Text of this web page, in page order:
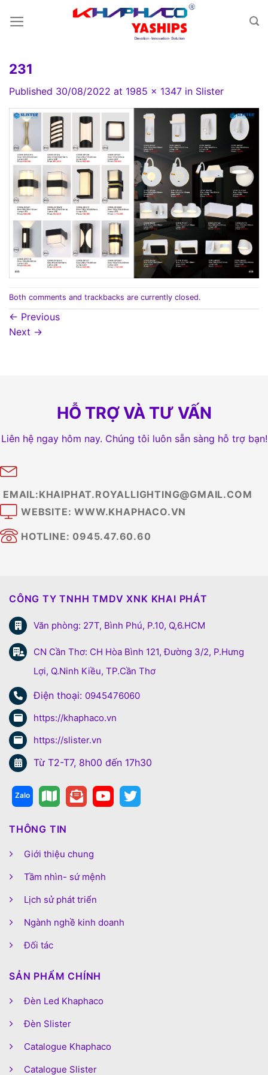
231
Published 30/08/2022 at 1985 × 1347 in Slister
Both comments and trackbacks are currently closed.
← Previous
Next →
HỖ TRỢ VÀ TƯ VẤN
Liên hệ ngay hôm nay. Chúng tôi luôn sẵn sàng hỗ trợ bạn!
EMAIL:KHAIPHAT.ROYALLIGHTING@GMAIL.COM
WEBSITE: WWW.KHAPHACO.VN
HOTLINE: 0945.47.60.60
CÔNG TY TNHH TMDV XNK KHAI PHÁT
Văn phòng: 27T, Bình Phú, P.10, Q,6.HCM
CN Cần Thơ: CH Hòa Bình 121, Đường 3/2, P.Hưng
Lợi, Q.Ninh Kiều, TP.Cần Thơ
Điện thoại: 0945476060
https://khaphaco.vn
https://slister.vn
Từ T2-T7, 8h00 đến 17h30
THÔNG TIN
Giới thiệu chung
Tầm nhìn- sứ mệnh
Lịch sử phát triển
Ngành nghề kinh doanh
Đối tác
SẢN PHẨM CHÍNH
Đèn Led Khaphaco
Đèn Slister
Catalogue Khaphaco
Catalogue Slister